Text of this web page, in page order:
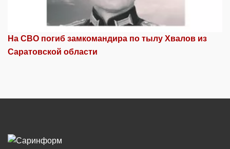
На СВО погиб замкомандира по тылу Хвалов из
Саратовской области